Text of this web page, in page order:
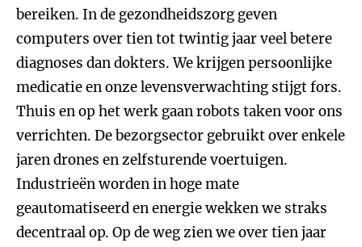
bereiken. In de gezondheidszorg geven
computers over tien tot twintig jaar veel betere
diagnoses dan dokters. We krijgen persoonlijke
medicatie en onze levensverwachting stijgt fors.
Thuis en op het werk gaan robots taken voor ons
verrichten. De bezorgsector gebruikt over enkele
jaren drones en zelfsturende voertuigen.
Industrieën worden in hoge mate
geautomatiseerd en energie wekken we straks
decentraal op. Op de weg zien we over tien jaar